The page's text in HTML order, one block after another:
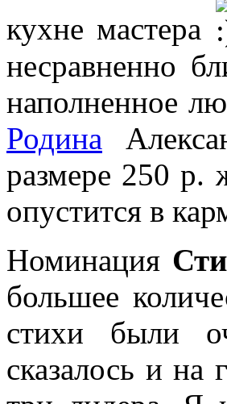
кухне мастера
несравненно
наполненное
Родина
размере 250 р.
опустится в
Номинация
большее
стихи были
сказалось и на